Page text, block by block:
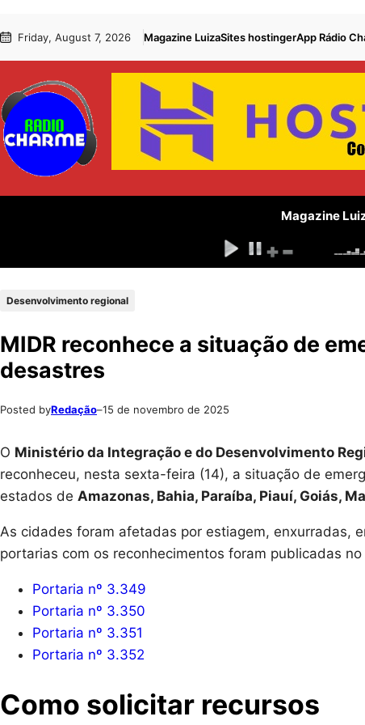
para
conteúdo
to Friday, August 7, 2026 Magazine LuizaSites hostingerApp Rádio
Magazine
Desenvolvimento regional
MIDR reconhece a situação de
desastres
Posted byRedação–15 de novembro de 2025
O Ministério da Integração e do Desenvolvimento
reconheceu, nesta sexta-feira (14), a situação de
estados de Amazonas, Bahia, Paraíba, Piauí, Goiás,
As cidades foram afetadas por estiagem, enxurradas,
portarias com os reconhecimentos foram publicadas no
Portaria nº 3.349
Portaria nº 3.350
Portaria nº 3.351
Portaria nº 3.352
Como solicitar recursos